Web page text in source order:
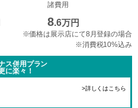
諸費用
8.6万円
※価格は展示店にて8月登録の場合
※消費税10%込み
ス併用プラン
に楽々！
>詳しくはこちら